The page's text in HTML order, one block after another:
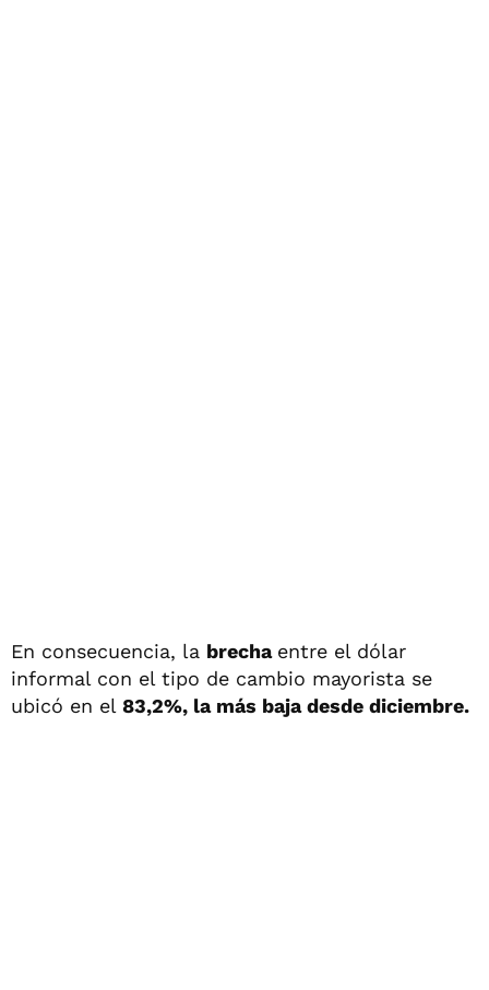
En consecuencia, la brecha entre el dólar
informal con el tipo de cambio mayorista se
ubicó en el 83,2%, la más baja desde diciembre.